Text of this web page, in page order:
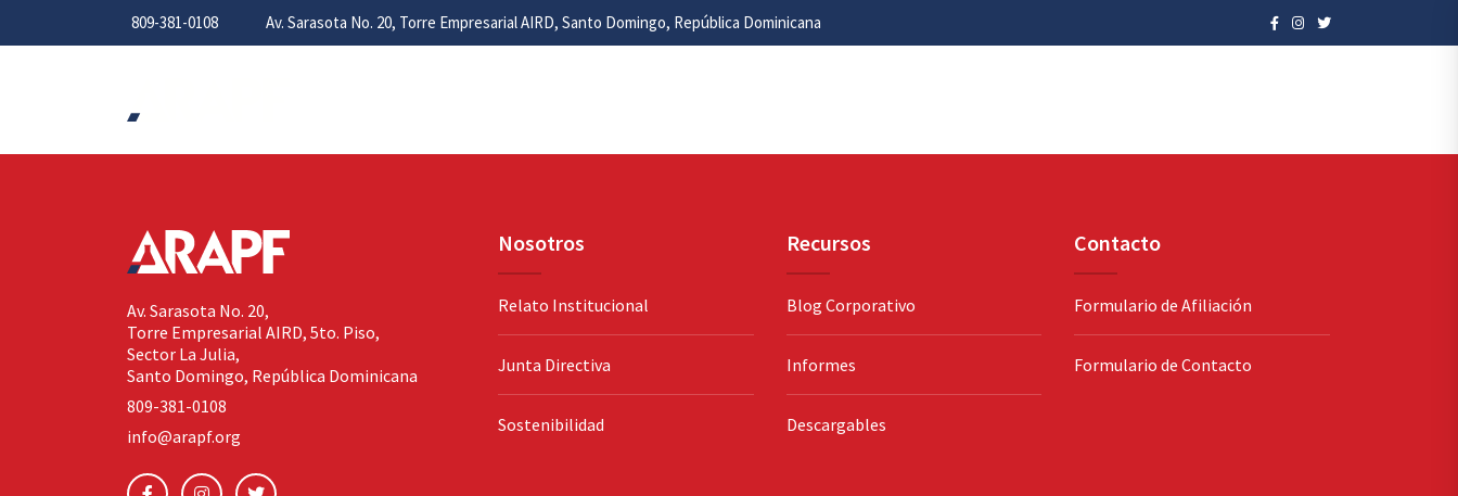
809-381-0108 Av. Sarasota No. 20, Torre Empresarial AIRD, Santo Domingo, República Dominicana
Av. Sarasota No. 20,
Torre Empresarial AIRD, 5to. Piso,
Sector La Julia,
Santo Domingo, República Dominicana
809-381-0108
info@arapf.org
Nosotros
Relato Institucional
Junta Directiva
Sostenibilidad
Recursos
Blog Corporativo
Informes
Descargables
Contacto
Formulario de Afiliación
Formulario de Contacto